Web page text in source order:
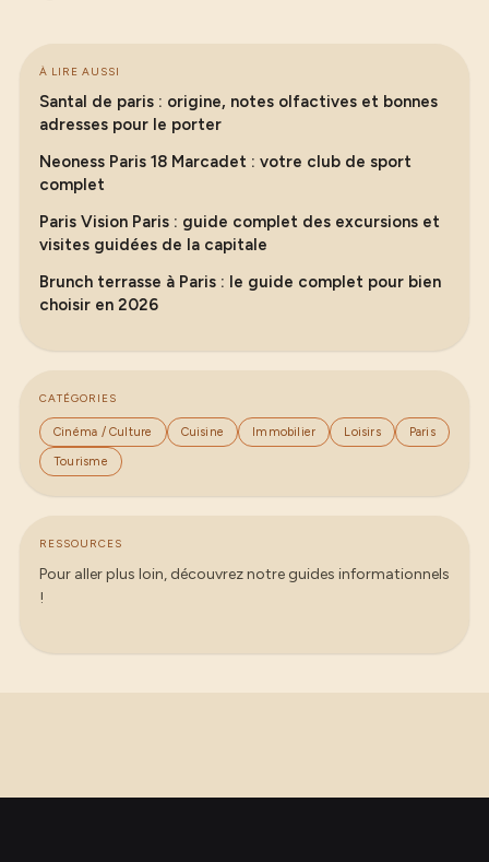
À LIRE AUSSI
Santal de paris : origine, notes olfactives et bonnes
adresses pour le porter
Neoness Paris 18 Marcadet : votre club de sport
complet
Paris Vision Paris : guide complet des excursions et
visites guidées de la capitale
Brunch terrasse à Paris : le guide complet pour bien
choisir en 2026
CATÉGORIES
Cinéma / Culture Cuisine Immobilier Loisirs Paris
Tourisme
RESSOURCES
Pour aller plus loin, découvrez notre guides informationnels
!